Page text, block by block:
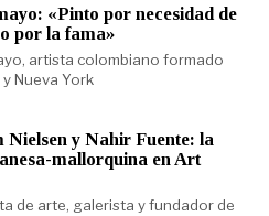
«Pinto por necesidad de
por la fama»
artista colombiano formado
Nueva York
y Nahir Fuente: la
mallorquina en Art
de arte, galerista y fundador de